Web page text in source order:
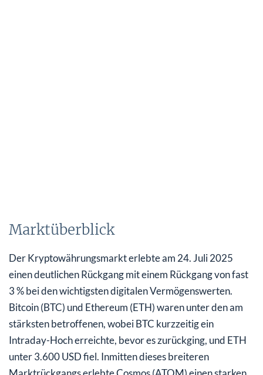
Marktüberblick
Der Kryptowährungsmarkt erlebte am 24. Juli 2025
einen deutlichen Rückgang mit einem Rückgang von fast
3 % bei den wichtigsten digitalen Vermögenswerten.
Bitcoin (BTC) und Ethereum (ETH) waren unter den am
stärksten betroffenen, wobei BTC kurzzeitig ein
Intraday-Hoch erreichte, bevor es zurückging, und ETH
unter 3.600 USD fiel. Inmitten dieses breiteren